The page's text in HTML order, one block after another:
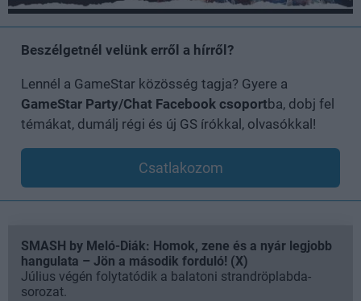
Beszélgetnél velünk erről a hírről?
Lennél a GameStar közösség tagja? Gyere a
GameStar Party/Chat Facebook csoportba, dobj fel
témákat, dumálj régi és új GS írókkal, olvasókkal!
Csatlakozom
21.65%
SMASH by Meló-Diák: Homok, zene és a nyár legjobb
hangulata – Jön a második forduló! (X)
Július végén folytatódik a balatoni strandröplabda-
sorozat.